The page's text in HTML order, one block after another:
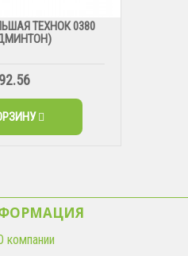
ТЕХНОК 0380
92.56
компании